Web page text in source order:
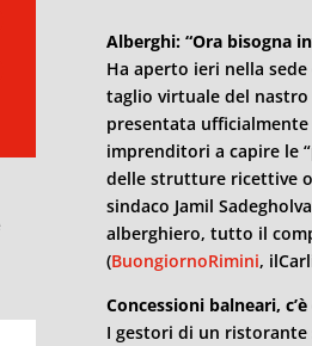
Alberghi: “Ora bisogna
Ha aperto ieri nella
taglio virtuale del nastro
presentata
imprenditori a capire le
delle strutture ricettive
sindaco Jamil
alberghiero, tutto il
(BuongiornoRimini,
Concessioni balneari,
I gestori di un ristorante